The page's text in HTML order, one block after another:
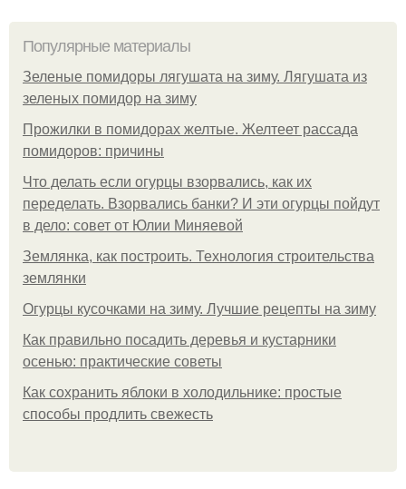
Популярные материалы
Зеленые помидоры лягушата на зиму. Лягушата из
зеленых помидор на зиму
Прожилки в помидорах желтые. Желтеет рассада
помидоров: причины
Что делать если огурцы взорвались, как их
переделать. Взорвались банки? И эти огурцы пойдут
в дело: совет от Юлии Миняевой
Землянка, как построить. Технология строительства
землянки
Огурцы кусочками на зиму. Лучшие рецепты на зиму
Как правильно посадить деревья и кустарники
осенью: практические советы
Как сохранить яблоки в холодильнике: простые
способы продлить свежесть